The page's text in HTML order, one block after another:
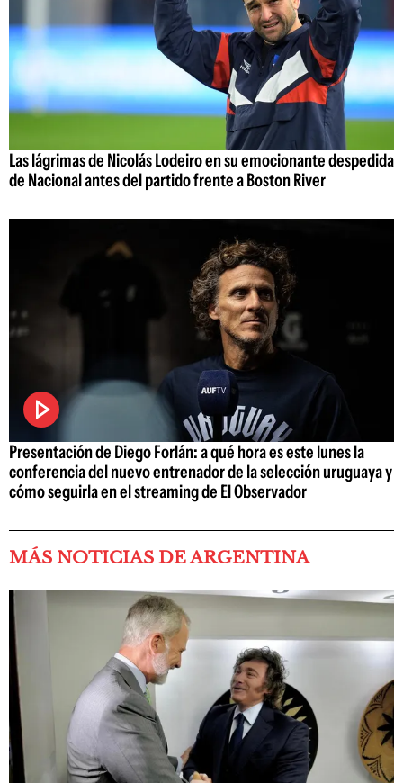
Las lágrimas de Nicolás Lodeiro en su emocionante despedida
de Nacional antes del partido frente a Boston River
Presentación de Diego Forlán: a qué hora es este lunes la
conferencia del nuevo entrenador de la selección uruguaya y
cómo seguirla en el streaming de El Observador
MÁS NOTICIAS DE ARGENTINA